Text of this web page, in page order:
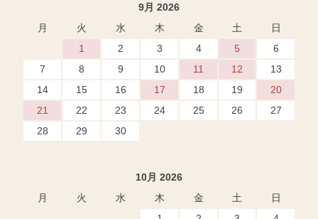
9月 2026
月
火 水 木 金 土
日
1
2 3 4 5
6
7
8 9 10 11 12
13
14
15 16 17 18 19
20
21
22 23 24 25 26
27
28
29 30
10月 2026
月
火 水 木 金 土
日